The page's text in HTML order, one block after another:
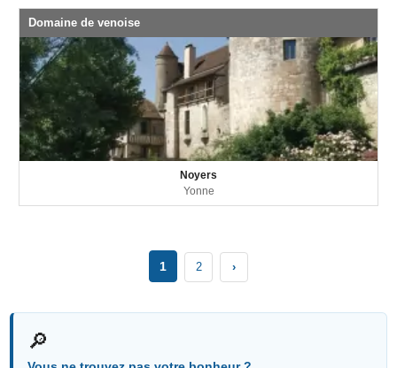
Domaine de venoise
Noyers
Yonne
1 2 ›
🔎